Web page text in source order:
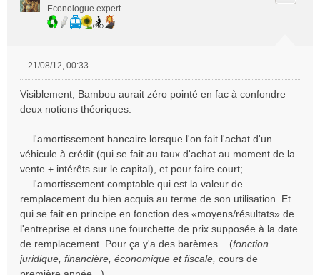
Econologue expert
s
s
g
e
l
u
21/08/12, 00:33
Visiblement, Bambou aurait zéro pointé en fac à confondre
deux notions théoriques:
— l'amortissement bancaire lorsque l'on fait l'achat d'un
véhicule à crédit (qui se fait au taux d'achat au moment de la
vente + intérêts sur le capital), et pour faire court;
— l'amortissement comptable qui est la valeur de
remplacement du bien acquis au terme de son utilisation. Et
qui se fait en principe en fonction des «moyens/résultats» de
l'entreprise et dans une fourchette de prix supposée à la date
de remplacement. Pour ça y'a des barèmes... (fonction
juridique, financière, économique et fiscale, cours de